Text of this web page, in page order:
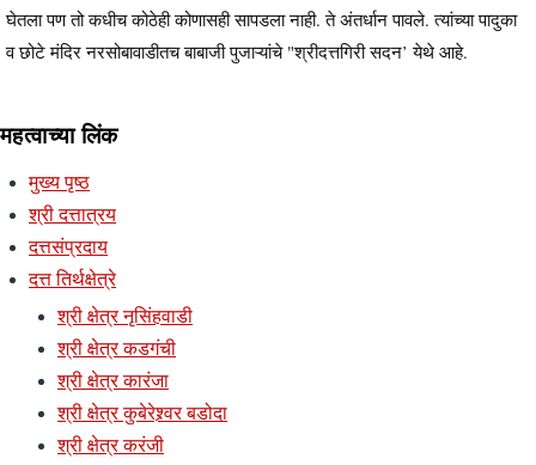
घेतला पण तो कधीच कोठेही कोणासही सापडला नाही. ते अंतर्धान पावले. त्यांच्या पादुका
व छोटे मंदिर नरसोबावाडीतच बाबाजी पुजाऱ्यांचे "श्रीदत्तगिरी सदन’ येथे आहे.
महत्वाच्या लिंक
मुख्य पृष्ठ
श्री दत्तात्रय
दत्तसंप्रदाय
दत्त तिर्थक्षेत्रे
श्री क्षेत्र नृसिंहवाडी
श्री क्षेत्र कडगंची
श्री क्षेत्र कारंजा
श्री क्षेत्र कुबेरेश्र्वर बडोदा
श्री क्षेत्र करंजी